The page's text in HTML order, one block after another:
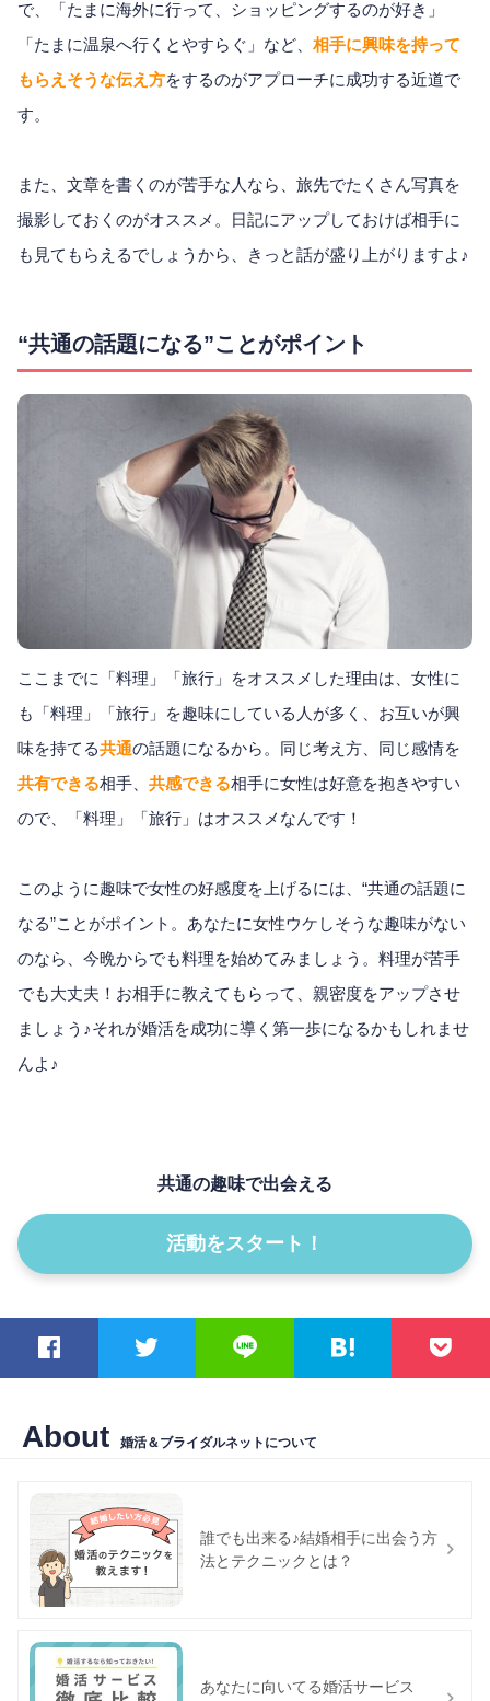
で、「たまに海外に行って、ショッピングするのが好き」
「たまに温泉へ行くとやすらぐ」など、 相手に興味を持って
もらえそうな伝え方をするのがアプローチに成功する近道で
す。
また、文章を書くのが苦手な人なら、旅先でたくさん写真を
撮影しておくのがオススメ。日記にアップしておけば相手に
も見てもらえるでしょうから、きっと話が盛り上がりますよ♪
“共通の話題になる”ことがポイント
ここまでに「料理」「旅行」をオススメした理由は、女性に
も「料理」「旅行」を趣味にしている人が多く、お互いが興
味を持てる共通の話題になるから。同じ考え方、同じ感情を
共有できる相手、 共感できる相手に女性は好意を抱きやすい
ので、「料理」「旅行」はオススメなんです！
このように趣味で女性の好感度を上げるには、“共通の話題に
なる”ことがポイント。あなたに女性ウケしそうな趣味がない
のなら、今晩からでも料理を始めてみましょう。料理が苦手
でも大丈夫！お相手に教えてもらって、親密度をアップさせ
ましょう♪それが婚活を成功に導く第一歩になるかもしれませ
んよ♪
共通の趣味で出会える
活動をスタート！
About 婚活＆ブライダルネットについて
誰でも出来る♪結婚相手に出会う方
法とテクニックとは？
あなたに向いてる婚活サービス